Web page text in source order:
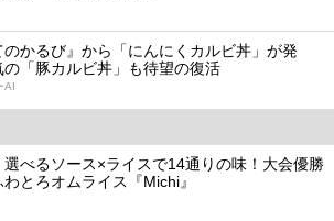
のかるび』から「にんにくカルビ丼」が発
の「豚カルビ丼」も待望の復活
AI
選べるソース×ライスで14通りの味！大会優勝
とろオムライス『Michi』